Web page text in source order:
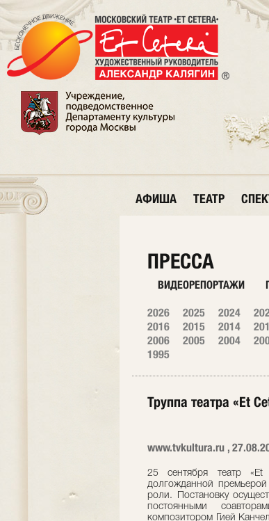
АФИША ТЕАТР
ПРЕССА
ВИДЕОРЕПОРТАЖИ
2026 2025 2024
2016
2015 2014
2006
2005 2004
1995
Труппа театра «Et
www.tvkultura.ru ,
25 сентября театр «Et
долгожданной
роли. Постановку
постоянными
композитором Гией